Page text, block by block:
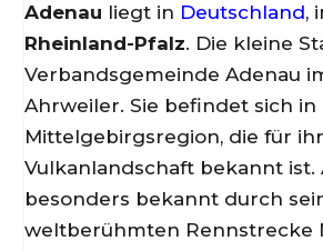
Adenau liegt in Deutschland,
Rheinland-Pfalz. Die kleine
Verbandsgemeinde Adenau
Ahrweiler. Sie befindet sich in
Mittelgebirgsregion, die für
Vulkanlandschaft bekannt ist.
besonders bekannt durch
weltberühmten Rennstrecke